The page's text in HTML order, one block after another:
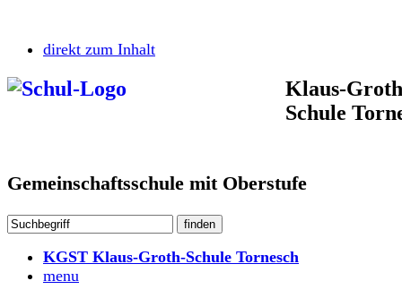
direkt zum Inhalt
Klaus-
Schule
Gemeinschaftsschule mit Oberstufe
KGST Klaus-Groth-Schule Tornesch
menu